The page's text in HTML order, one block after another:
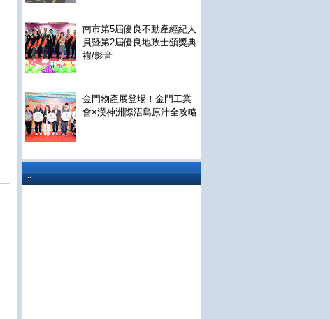
南市第5屆優良不動產經紀人
員暨第2屆優良地政士頒獎典
禮/影音
金門物產展登場！金門工業
會×漢神洲際浯島原汁全攻略
..